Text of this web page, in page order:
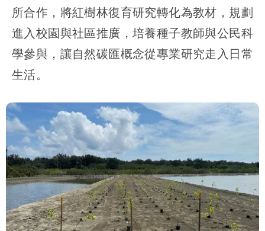
所合作，將紅樹林復育研究轉化為教材，規劃
進入校園與社區推廣，培養種子教師與公民科
學參與，讓自然碳匯概念從專業研究走入日常
生活。